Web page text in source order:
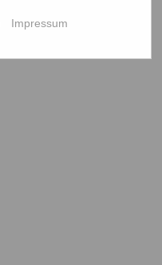
Impressum